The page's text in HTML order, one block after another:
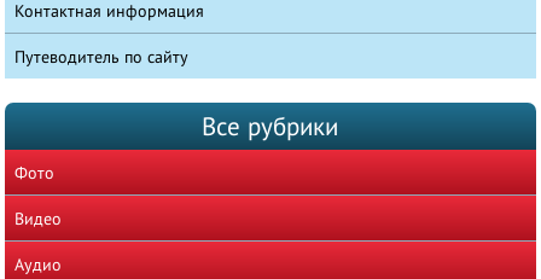
Контактная информация
Путеводитель по сайту
Все рубрики
Фото
Видео
Аудио